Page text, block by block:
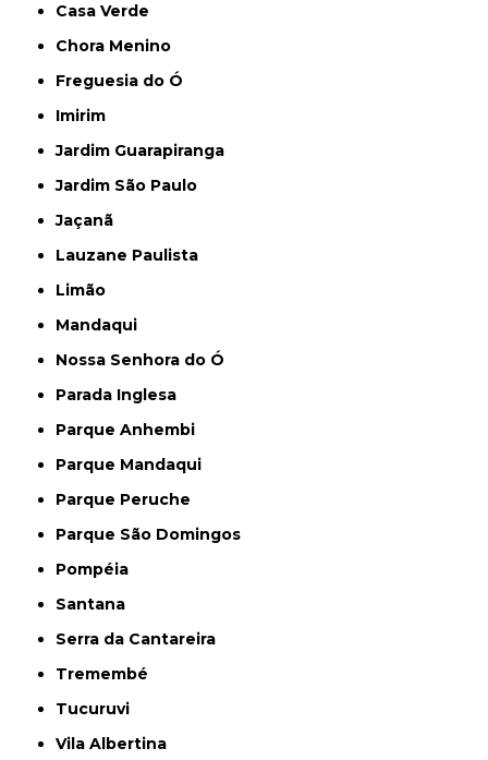
Casa Verde
Chora Menino
Freguesia do Ó
Imirim
Jardim Guarapiranga
Jardim São Paulo
Jaçanã
Lauzane Paulista
Limão
Mandaqui
Nossa Senhora do Ó
Parada Inglesa
Parque Anhembi
Parque Mandaqui
Parque Peruche
Parque São Domingos
Pompéia
Santana
Serra da Cantareira
Tremembé
Tucuruvi
Vila Albertina